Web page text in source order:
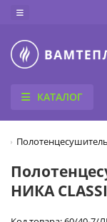
КАТАЛОГ
НИКА